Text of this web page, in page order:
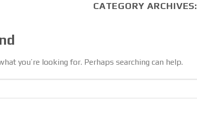
CATEGORY ARCHIVES:
you’re looking for. Perhaps searching can help.